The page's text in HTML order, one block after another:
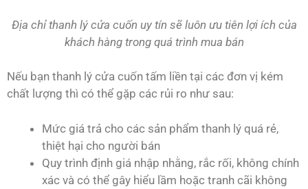
Địa chỉ thanh lý cửa cuốn uy tín sẽ luôn ưu tiên lợi ích của
khách hàng trong quá trình mua bán
Nếu bạn thanh lý cửa cuốn tấm liền tại các đơn vị kém
chất lượng thì có thể gặp các rủi ro như sau:
Mức giá trả cho các sản phẩm thanh lý quá rẻ,
thiệt hại cho người bán
Quy trình định giá nhập nhằng, rắc rối, không chính
xác và có thể gây hiểu lầm hoặc tranh cãi không